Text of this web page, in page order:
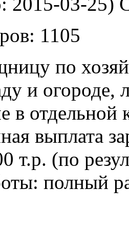
1105
по
и огороде,
в отдельной
выплата
т.р. (по
полный